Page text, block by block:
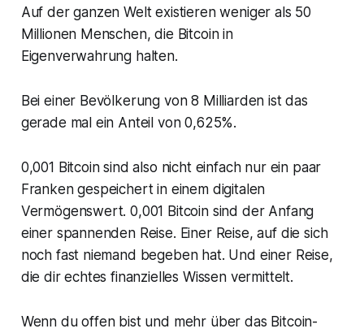
Auf der ganzen Welt existieren weniger als 50
Millionen Menschen, die Bitcoin in
Eigenverwahrung halten.
Bei einer Bevölkerung von 8 Milliarden ist das
gerade mal ein Anteil von 0,625%.
0,001 Bitcoin sind also nicht einfach nur ein paar
Franken gespeichert in einem digitalen
Vermögenswert. 0,001 Bitcoin sind der Anfang
einer spannenden Reise. Einer Reise, auf die sich
noch fast niemand begeben hat. Und einer Reise,
die dir echtes finanzielles Wissen vermittelt.
Wenn du offen bist und mehr über das Bitcoin-